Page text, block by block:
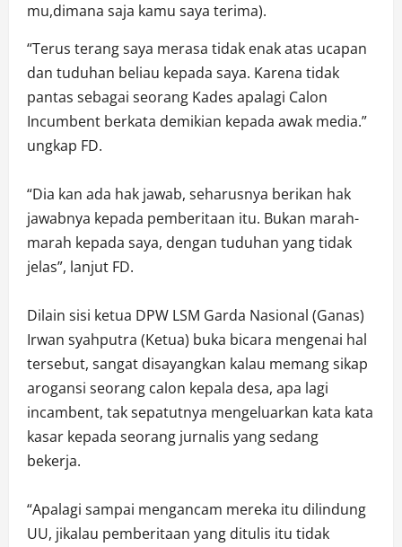
mu,dimana saja kamu saya terima).
“Terus terang saya merasa tidak enak atas ucapan
dan tuduhan beliau kepada saya. Karena tidak
pantas sebagai seorang Kades apalagi Calon
Incumbent berkata demikian kepada awak media.”
ungkap FD.
“Dia kan ada hak jawab, seharusnya berikan hak
jawabnya kepada pemberitaan itu. Bukan marah-
marah kepada saya, dengan tuduhan yang tidak
jelas”, lanjut FD.
Dilain sisi ketua DPW LSM Garda Nasional (Ganas)
Irwan syahputra (Ketua) buka bicara mengenai hal
tersebut, sangat disayangkan kalau memang sikap
arogansi seorang calon kepala desa, apa lagi
incambent, tak sepatutnya mengeluarkan kata kata
kasar kepada seorang jurnalis yang sedang
bekerja.
“Apalagi sampai mengancam mereka itu dilindung
UU, jikalau pemberitaan yang ditulis itu tidak